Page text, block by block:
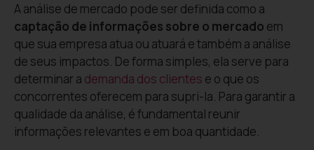
A análise de mercado pode ser definida como a
captação de informações sobre o mercado em
que sua empresa atua ou atuará e também a análise
de seus impactos. De forma simples, ela serve para
determinar a demanda dos clientes e o que os
concorrentes oferecem para supri-la. Para garantir a
qualidade da análise, é fundamental reunir
informações relevantes e em boa quantidade.